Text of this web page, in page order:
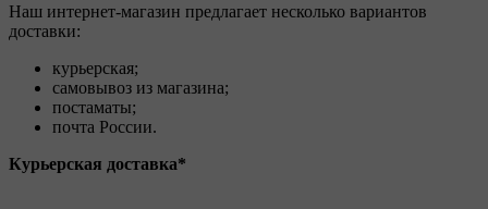
Наш интернет-магазин предлагает несколько вариантов
доставки:
курьерская;
самовывоз из магазина;
постаматы;
почта России.
Курьерская доставка*